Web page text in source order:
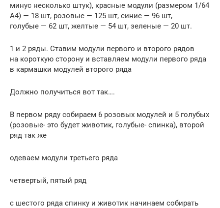
минус несколько штук), красные модули (размером 1/64
А4) — 18 шт, розовые — 125 шт, синие — 96 шт,
голубые — 62 шт, желтые — 54 шт, зеленые — 20 шт.
1 и 2 ряды. Ставим модули первого и второго рядов
на короткую сторону и вставляем модули первого ряда
в кармашки модулей второго ряда
Должно получиться вот так….
В первом ряду собираем 6 розовых модулей и 5 голубых
(розовые- это будет животик, голубые- спинка), второй
ряд так же
одеваем модули третьего ряда
четвертый, пятый ряд
с шестого ряда спинку и животик начинаем собирать